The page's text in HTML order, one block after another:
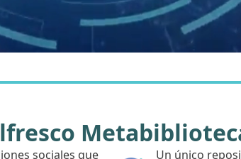
sociales que
Un único